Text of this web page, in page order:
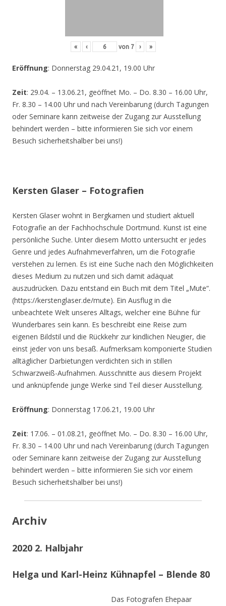
« ‹ von 7 › »
Eröffnung: Donnerstag 29.04.21, 19.00 Uhr
Zeit: 29.04. – 13.06.21, geöffnet Mo. – Do. 8.30 – 16.00 Uhr,
Fr. 8.30 – 14.00 Uhr und nach Vereinbarung (durch Tagungen
oder Seminare kann zeitweise der Zugang zur Ausstellung
behindert werden – bitte informieren Sie sich vor einem
Besuch sicherheitshalber bei uns!)
Kersten Glaser – Fotografien
Kersten Glaser wohnt in Bergkamen und studiert aktuell
Fotografie an der Fachhochschule Dortmund. Kunst ist eine
persönliche Suche. Unter diesem Motto untersucht er jedes
Genre und jedes Aufnahmeverfahren, um die Fotografie
verstehen zu lernen. Es ist eine Suche nach den Möglichkeiten
dieses Medium zu nutzen und sich damit adäquat
auszudrücken. Dazu entstand ein Buch mit dem Titel „Mute“.
(https://kerstenglaser.de/mute). Ein Ausflug in die
unbeachtete Welt unseres Alltags, welcher eine Bühne für
Wunderbares sein kann. Es beschreibt eine Reise zum
eigenen Bildstil und die Rückkehr zur kindlichen Neugier, die
einst jeder von uns besaß. Aufmerksam komponierte Studien
alltäglicher Darbietungen verdichten sich in stillen
Schwarzweiß-Aufnahmen. Ausschnitte aus diesem Projekt
und anknüpfende junge Werke sind Teil dieser Ausstellung.
Eröffnung: Donnerstag 17.06.21, 19.00 Uhr
Zeit: 17.06. – 01.08.21, geöffnet Mo. – Do. 8.30 – 16.00 Uhr,
Fr. 8.30 – 14.00 Uhr und nach Vereinbarung (durch Tagungen
oder Seminare kann zeitweise der Zugang zur Ausstellung
behindert werden – bitte informieren Sie sich vor einem
Besuch sicherheitshalber bei uns!)
Archiv
2020 2. Halbjahr
Helga und Karl-Heinz Kühnapfel – Blende 80
Das Fotografen Ehepaar